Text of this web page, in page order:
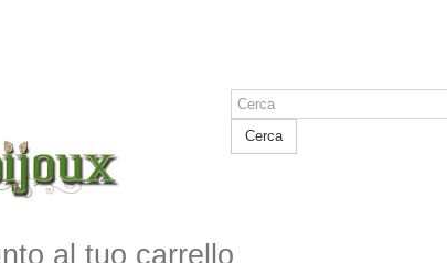
Cerca
al tuo carrello